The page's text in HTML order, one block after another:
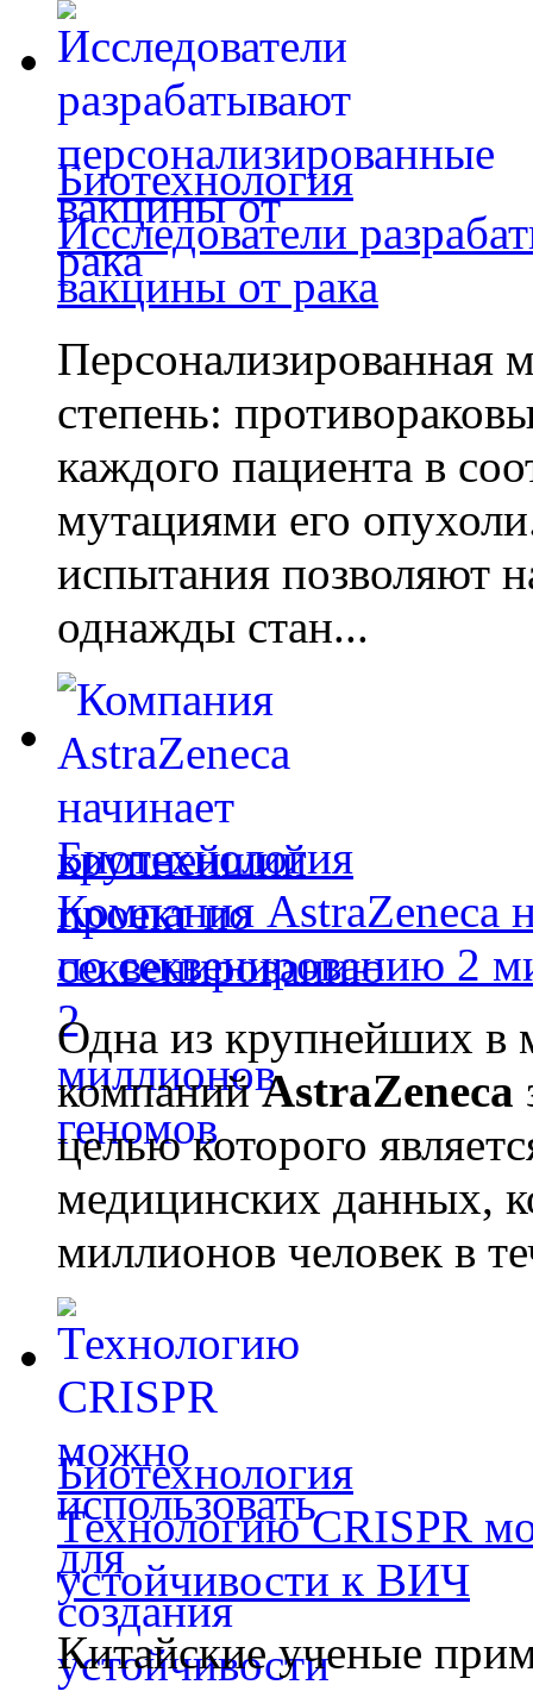
Биотехнология
Исследователи
вакцины от рака
Персонализированная
степень:
каждого пациента в
мутациями его
испытания позволяют
однажды стан...
Биотехнология
Компания AstraZeneca
по секвенированию 2
Одна из крупнейших в
компанийAstraZeneca
целью которого
медицинских данных,
миллионов человек в
Биотехнология
Технологию CRISPR
устойчивости к ВИЧ
Китайские ученые